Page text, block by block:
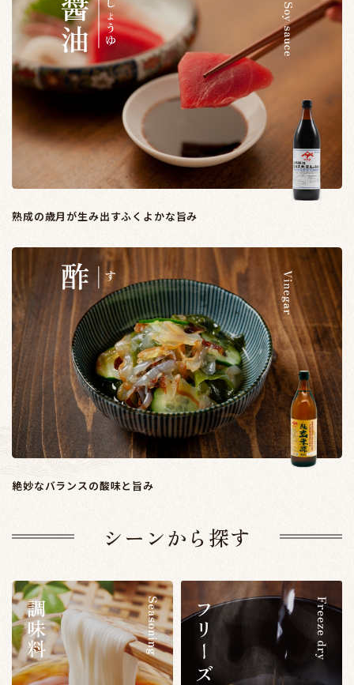
熟成の歳月が生み出すふくよかな旨み
絶妙なバランスの酸味と旨み
シーンから探す